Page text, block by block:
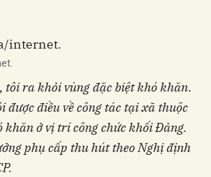
tôi ra khỏi vùng đặc biệt khó khăn.
được điều về công tác tại xã thuộc
khăn ở vị trí công chức khối Đảng.
phụ cấp thu hút theo Nghị định